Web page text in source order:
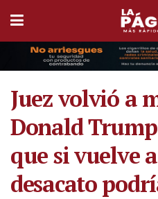
Juez volvió a
Donald
que si vuelve
desacato